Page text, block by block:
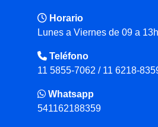
Horario
Lunes a Viernes de 09 a
Teléfono
11 5855-7062 / 11 6218-
Whatsapp
541162188359